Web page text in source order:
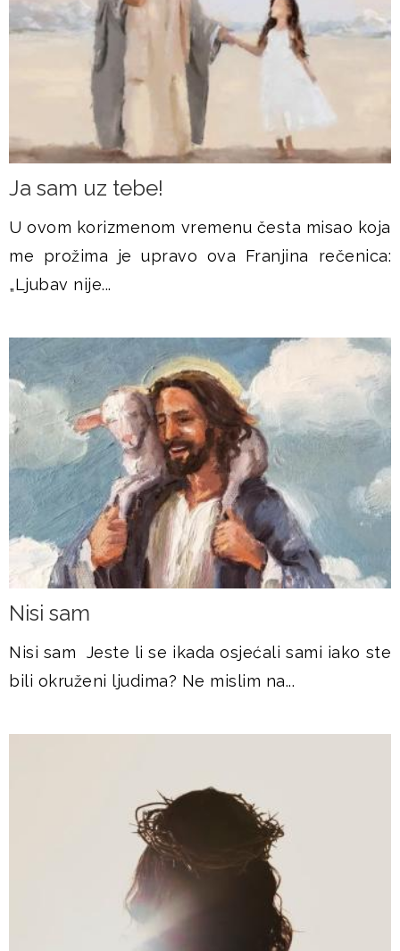
Ja sam uz tebe!
U ovom korizmenom vremenu česta misao koja
me prožima je upravo ova Franjina rečenica:
„Ljubav nije...
Nisi sam
Nisi sam Jeste li se ikada osjećali sami iako ste
bili okruženi ljudima? Ne mislim na...